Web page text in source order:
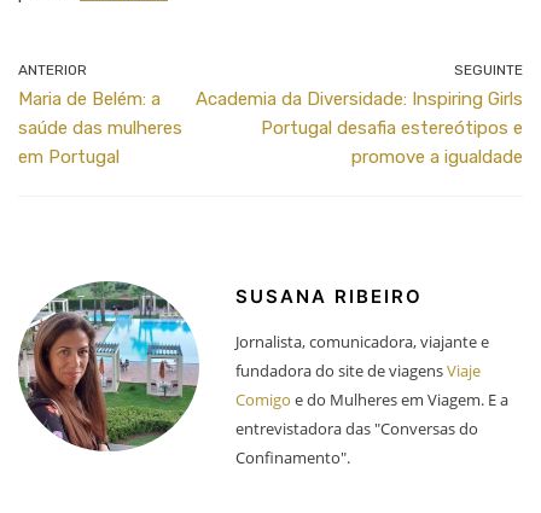
ANTERIOR
Maria de Belém: a
saúde das mulheres
em Portugal
SEGUINTE
Academia da Diversidade: Inspiring Girls
Portugal desafia estereótipos e
promove a igualdade
SUSANA RIBEIRO
Jornalista, comunicadora, viajante e
fundadora do site de viagensViaje
Comigo e do Mulheres em Viagem. E a
entrevistadora das "Conversas do
Confinamento".